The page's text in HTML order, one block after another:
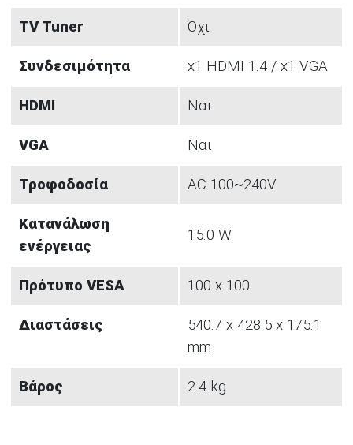
TV Tuner Όχι
Συνδεσιμότητα x1 HDMI 1.4 / x1 VGA
HDMI Ναι
VGA Ναι
Τροφοδοσία AC 100~240V
Κατανάλωση
ενέργειας
15.0 W
Πρότυπο VESA 100 x 100
Διαστάσεις
540.7 x 428.5 x 175.1
mm
Βάρος 2.4 kg